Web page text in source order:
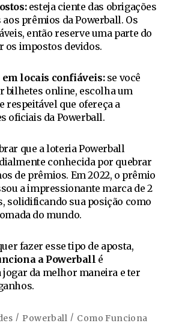
esteja ciente das obrigações
prêmios da Powerball. Os
então reserve uma parte do
os impostos devidos.
locais confiáveis:se você
bilhetes online, escolha um
respeitável que ofereça a
oficiais da Powerball.
que a loteria Powerball
conhecida por quebrar
de prêmios. Em 2022, o prêmio
a impressionante marca de 2
solidificando sua posição como
do mundo.
fazer esse tipo de aposta,
a Powerball é
da melhor maneira e ter
Powerball Como Funciona